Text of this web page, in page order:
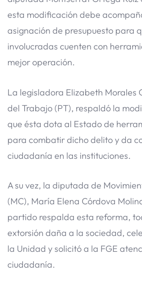
esta modificación debe
asignación de presupuesto para
involucradas cuenten con
mejor operación.
La legisladora Elizabeth Morales
del Trabajo (PT), respaldó la
que ésta dota al Estado de
para combatir dicho delito y da
ciudadanía en las instituciones.
A su vez, la diputada de
(MC), María Elena Córdova
partido respalda esta reforma,
extorsión daña a la sociedad,
la Unidad y solicitó a la FGE
ciudadanía.